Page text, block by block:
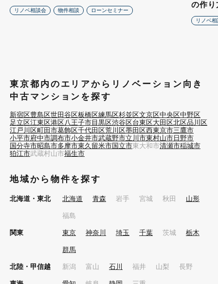
リノベ相談会 物件相談 ローンセミナー
の作り
リノベ
東京都内のエリアからリノベーション向き
中古マンションを探す
新宿区豊島区世田谷区板橋区練馬区杉並区文京区中央区中野区
足立区江東区港区八王子市目黒区渋谷区台東区大田区北区品川区
江戸川区町田市葛飾区千代田区荒川区墨田区西東京市三鷹市
小平市府中市調布市小金井市武蔵野市立川市東村山市日野市
国分寺市昭島市多摩市東久留米市国立市東大和市清瀬市稲城市
狛江市武蔵村山市福生市
地域から物件を探す
北海道・東北 北海道 青森 岩手 宮城 秋田 山形
福島
関東 東京 神奈川 埼玉 千葉 茨城 栃木
群馬
北陸・甲信越 新潟 富山 石川 福井 山梨 長野